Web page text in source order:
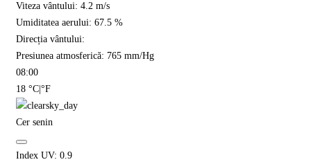
Viteza vântului: 4.2 m/s
Umiditatea aerului: 67.5 %
Direcția vântului:
Presiunea atmosferică: 765 mm/Hg
08:00
18 °C °F
Cer senin
Index UV: 0.9